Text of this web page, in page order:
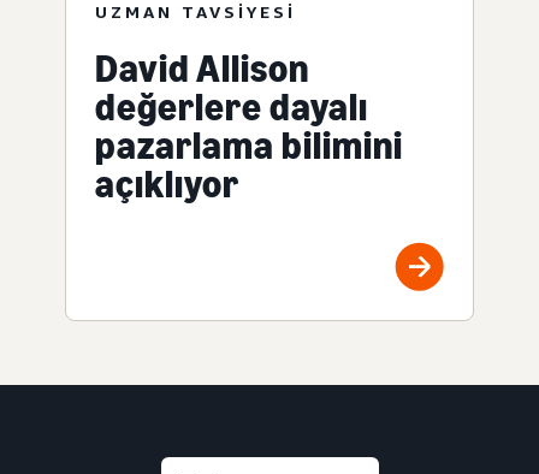
UZMAN TAVSIYESI
David Allison
değerlere dayalı
pazarlama bilimini
açıklıyor